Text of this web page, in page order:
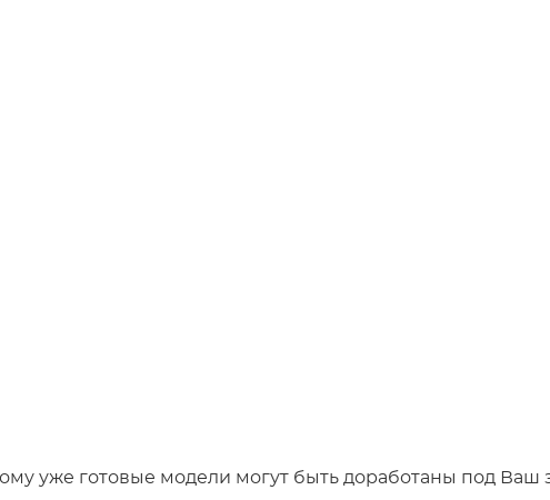
уже готовые модели могут быть доработаны под Ваш